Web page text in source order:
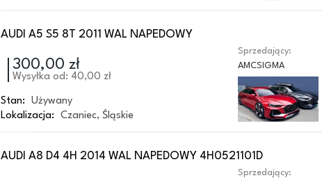
AUDI A5 S5 8T 2011 WAL NAPEDOWY
300,00 zł
Wysyłka od: 40,00 zł
Stan:
Używany
Lokalizacja:
Czaniec, Śląskie
Sprzedający:
AMCSIGMA
AUDI A8 D4 4H 2014 WAL NAPEDOWY 4H0521101D
Sprzedający: